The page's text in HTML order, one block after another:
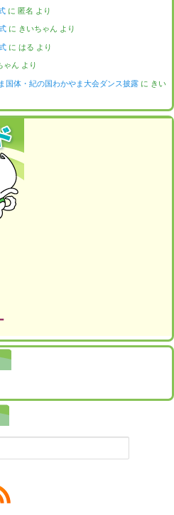
に匿名 より
に きいちゃん より
にはる より
ゃん より
国体・紀の国わかやま大会ダンス披露 に きい